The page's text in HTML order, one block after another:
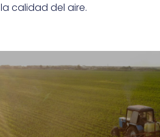
la calidad del aire.